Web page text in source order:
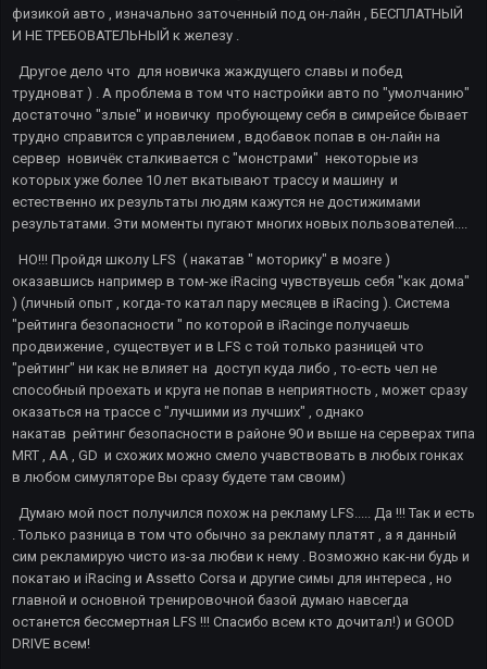
физикой авто , изначально заточенный под он-лайн , БЕСПЛАТНЫЙ
И НЕ ТРЕБОВАТЕЛЬНЫЙ к железу .
Другое дело что для новичка жаждущего славы и побед
трудноват ) . А проблема в том что настройки авто по "умолчанию"
достаточно "злые" и новичку пробующему себя в симрейсе бывает
трудно справится с управлением , вдобавок попав в он-лайн на
сервер новичёк сталкивается с "монстрами" некоторые из
которых уже более 10 лет вкатывают трассу и машину и
естественно их результаты людям кажутся не достижимами
результатами. Эти моменты пугают многих новых пользователей....
НО!!! Пройдя школу LFS ( накатав " моторику" в мозге )
оказавшись например в том-же iRacing чувствуешь себя "как дома"
) (личный опыт , когда-то катал пару месяцев в iRacing ). Система
"рейтинга безопасности " по которой в iRacinge получаешь
продвижение , существует и в LFS с той только разницей что
"рейтинг" ни как не влияет на доступ куда либо , то-есть чел не
способный проехать и круга не попав в неприятность , может сразу
оказаться на трассе с "лучшими из лучших" , однако
накатав рейтинг безопасности в районе 90 и выше на серверах типа
MRT , AA , GD и схожих можно смело учавствовать в любых гонках
в любом симуляторе Вы сразу будете там своим)
Думаю мой пост получился похож на рекламу LFS..... Да !!! Так и есть
. Только разница в том что обычно за рекламу платят , а я данный
сим рекламирую чисто из-за любви к нему . Возможно как-ни будь и
покатаю и iRacing и Assetto Corsa и другие симы для интереса , но
главной и основной тренировочной базой думаю навсегда
останется бессмертная LFS !!! Спасибо всем кто дочитал!) и GOOD
DRIVE вcем!